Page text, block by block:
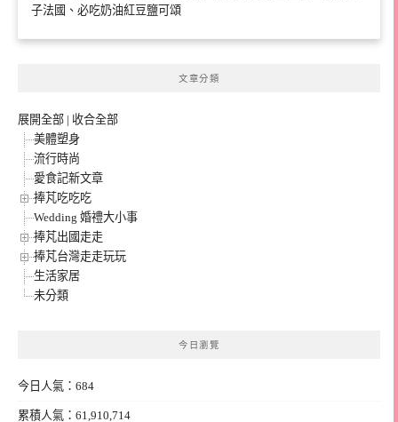
子法國、必吃奶油紅豆鹽可頌
文章分類
展開全部 | 收合全部
美體塑身
流行時尚
愛食記新文章
捧芃吃吃吃
Wedding 婚禮大小事
捧芃出國走走
捧芃台灣走走玩玩
生活家居
未分類
今日瀏覽
今日人氣：684
累積人氣：61,910,714